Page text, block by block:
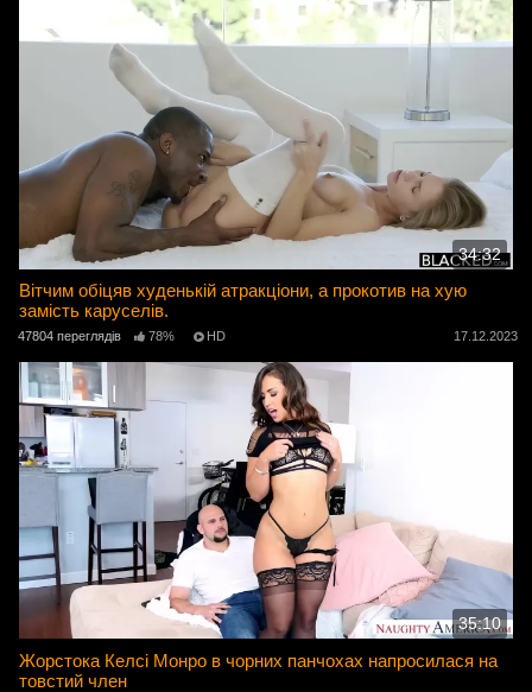
34:32
Вітчим обіцяв худенькій атракціони, а прокотив на хую
замість каруселів.
47804 переглядів 78% HD 17.12.2023
35:10
Жорстока Келсі Монро в чорних панчохах напросилася на
товстий член